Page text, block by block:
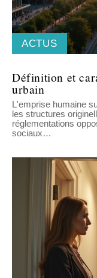
ACTUS
Définition et
urbain
L'emprise humaine
les structures
réglementations
sociaux…